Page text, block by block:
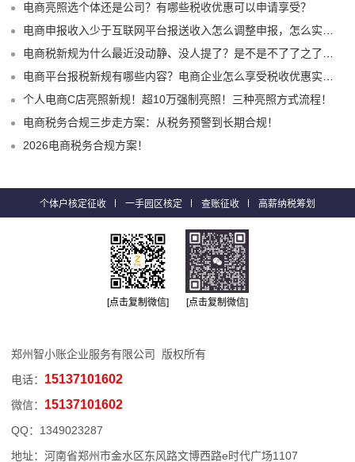
电商亮照选个体还是公司？有哪些税收优惠可以申请享受？
电商申报收入少于互联网平台报送收入怎么调整申报，怎么实现合规申报享受税收优惠！
电商税新规为什么最近没动静、没人提了？是不是不了了之了嘛？
电商平台报税新规有哪些内容？电商企业怎么享受税收优惠实现税务合规？
个人电商C店亮照新规！超10万强制亮照！三种亮照方式流程！
电商税务合规三步走方案：从税务预警到长期合规！
2026电商税务合规方案！
个体户核定征收 一手园区核定 查账征收 高薪纳税筹划
[点击复制微信] [点击复制微信]
郑州智小账企业服务有限公司 版权所有
电话： 15137101602
微信： 15137101602
QQ： 1349023287
地址：河南省郑州市金水区东风路文博西路e时代广场1107